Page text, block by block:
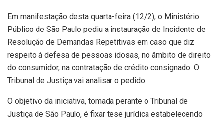
Em manifestação desta quarta-feira (12/2), o Ministério
Público de São Paulo pediu a instauração de Incidente de
Resolução de Demandas Repetitivas em caso que diz
respeito à defesa de pessoas idosas, no âmbito de direito
do consumidor, na contratação de crédito consignado. O
Tribunal de Justiça vai analisar o pedido.
O objetivo da iniciativa, tomada perante o Tribunal de
Justiça de São Paulo, é fixar tese jurídica estabelecendo